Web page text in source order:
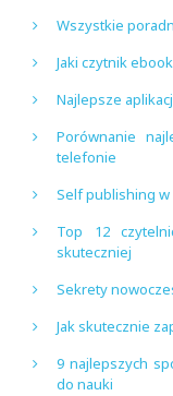
Wszystkie
Jaki czytnik
Najlepsze
Porównanie
telefonie
Self publishing w
Top 12
skuteczniej
Sekrety
Jak skutecznie
9 najlepszych
do nauki